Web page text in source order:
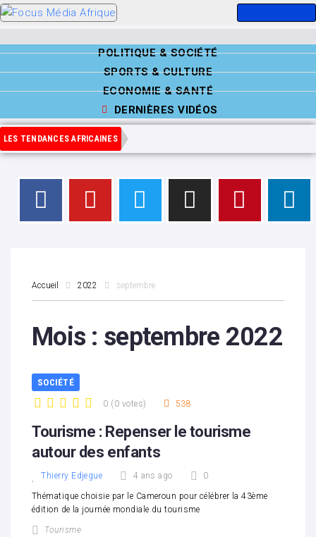
POLITIQUE & SOCIÉTÉ
SPORTS & CULTURE
ECONOMIE & SANTÉ
DERNIÈRES VIDÉOS
LES TENDANCES AFRICAINES
Accueil 2022 septembre
Mois : septembre 2022
SOCIÉTÉ
0 ( 0 votes) 538
Tourisme : Repenser le tourisme
autour des enfants
Thierry Edjegue 4 ans ago 0
Thématique choisie par le Cameroun pour célébrer la 43ème
édition de la journée mondiale du tourisme
Tourisme